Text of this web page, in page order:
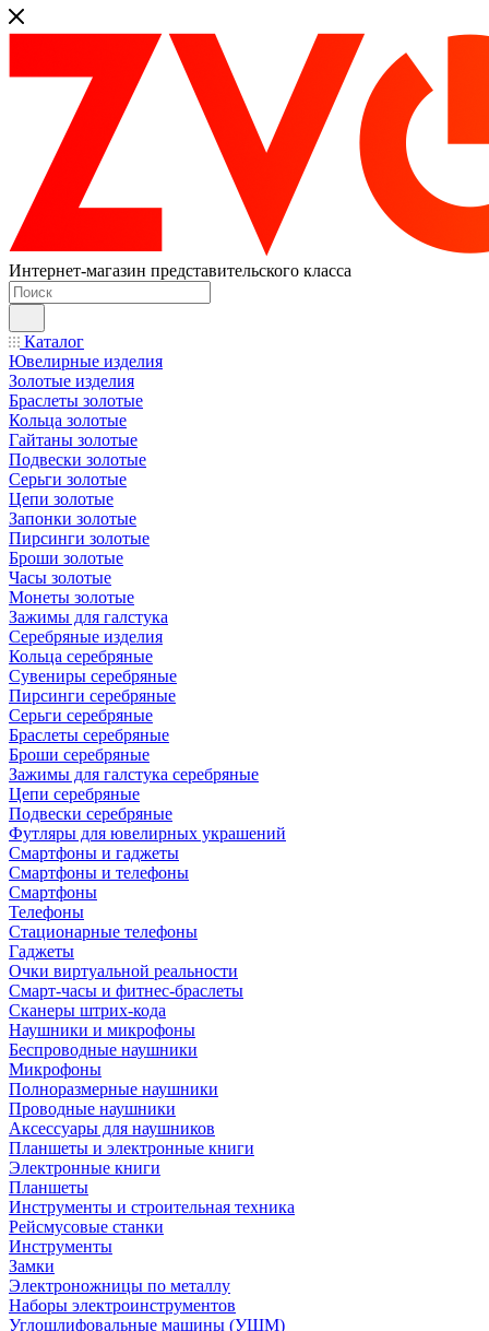
Интернет-магазин представительского класса
Каталог
Ювелирные изделия
Золотые изделия
Браслеты золотые
Кольца золотые
Гайтаны золотые
Подвески золотые
Серьги золотые
Цепи золотые
Запонки золотые
Пирсинги золотые
Броши золотые
Часы золотые
Монеты золотые
Зажимы для галстука
Серебряные изделия
Кольца серебряные
Сувениры серебряные
Пирсинги серебряные
Серьги серебряные
Браслеты серебряные
Броши серебряные
Зажимы для галстука серебряные
Цепи серебряные
Подвески серебряные
Футляры для ювелирных украшений
Смартфоны и гаджеты
Смартфоны и телефоны
Смартфоны
Телефоны
Стационарные телефоны
Гаджеты
Очки виртуальной реальности
Смарт-часы и фитнес-браслеты
Сканеры штрих-кода
Наушники и микрофоны
Беспроводные наушники
Микрофоны
Полноразмерные наушники
Проводные наушники
Аксессуары для наушников
Планшеты и электронные книги
Электронные книги
Планшеты
Инструменты и строительная техника
Рейсмусовые станки
Инструменты
Замки
Электроножницы по металлу
Наборы электроинструментов
Углошлифовальные машины (УШМ)